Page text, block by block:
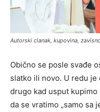
Autorski clanak, kupovina,
Obično se posle svađe
slatko ili novo. U redu
drugo kad usput
da se vratimo „samo sa